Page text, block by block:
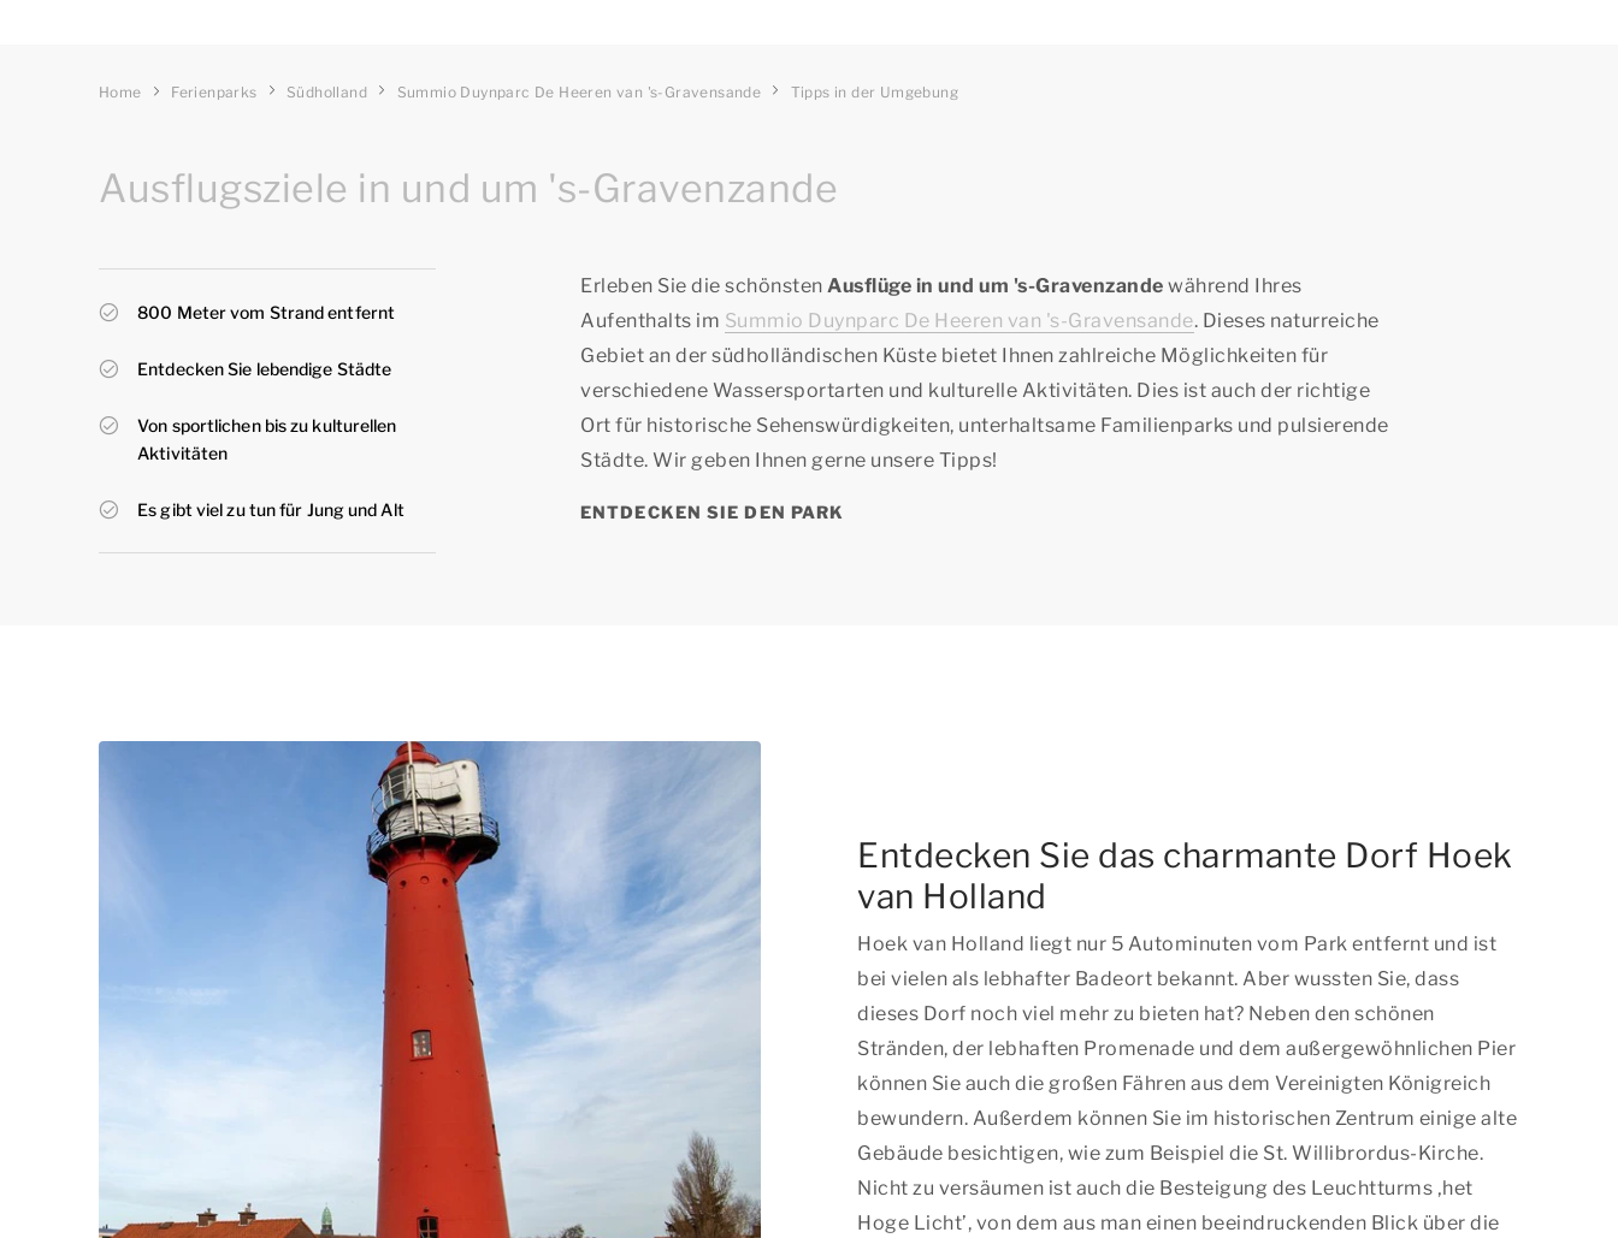
Home Ferienparks Südholland Summio Duynparc De Heeren van 's-Gravensande Tipps in der Umgebung
Ausflugsziele in und um 's-Gravenzande
800 Meter vom Strand entfernt
Entdecken Sie lebendige Städte
Von sportlichen bis zu kulturellen
Aktivitäten
Es gibt viel zu tun für Jung und Alt
Erleben Sie die schönsten Ausflüge in und um 's-Gravenzande während Ihres
Aufenthalts im Summio Duynparc De Heeren van 's-Gravensande. Dieses naturreiche
Gebiet an der südholländischen Küste bietet Ihnen zahlreiche Möglichkeiten für
verschiedene Wassersportarten und kulturelle Aktivitäten. Dies ist auch der richtige
Ort für historische Sehenswürdigkeiten, unterhaltsame Familienparks und pulsierende
Städte. Wir geben Ihnen gerne unsere Tipps!
ENTDECKEN SIE DEN PARK
Entdecken Sie das charmante Dorf Hoek
van Holland
Hoek van Holland liegt nur 5 Autominuten vom Park entfernt und ist
bei vielen als lebhafter Badeort bekannt. Aber wussten Sie, dass
dieses Dorf noch viel mehr zu bieten hat? Neben den schönen
Stränden, der lebhaften Promenade und dem außergewöhnlichen Pier
können Sie auch die großen Fähren aus dem Vereinigten Königreich
bewundern. Außerdem können Sie im historischen Zentrum einige alte
Gebäude besichtigen, wie zum Beispiel die St. Willibrordus-Kirche.
Nicht zu versäumen ist auch die Besteigung des Leuchtturms ‚het
Hoge Licht’, von dem aus man einen beeindruckenden Blick über die